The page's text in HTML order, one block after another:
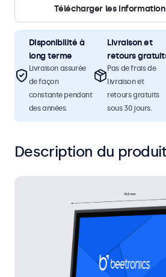
Télécharger les
Disponibilité à
long terme
Livraison assurée
de façon
constante pendant
des années.
Livraison et
retours
Pas de frais de
livraison et
retours gratuits
sous 30 jours.
Description du